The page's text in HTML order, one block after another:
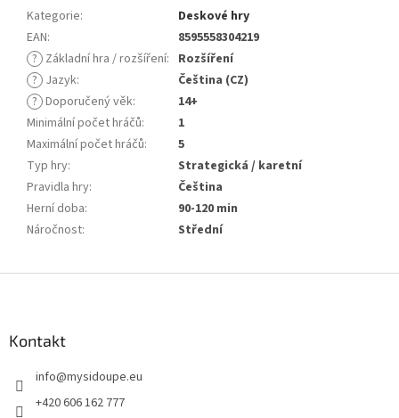
Kategorie:
Deskové hry
EAN:
8595558304219
? Základní hra / rozšíření: Rozšíření
? Jazyk:
Čeština (CZ)
? Doporučený věk:
14+
Minimální počet hráčů:
1
Maximální počet hráčů:
5
Typ hry:
Strategická / karetní
Pravidla hry:
Čeština
Herní doba:
90-120 min
Náročnost: Střední
Kontakt
info@mysidoupe.eu
+420 606 162 777